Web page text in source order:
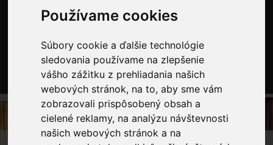
Používame cookies
Súbory cookie a ďalšie technológie
sledovania používame na zlepšenie
vášho zážitku z prehliadania našich
webových stránok, na to, aby sme vám
zobrazovali prispôsobený obsah a
cielené reklamy, na analýzu návštevnosti
našich webových stránok a na